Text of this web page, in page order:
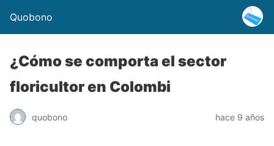
Quobono
¿Cómo se comporta el sector
floricultor en Colombi
quobono hace 9 años